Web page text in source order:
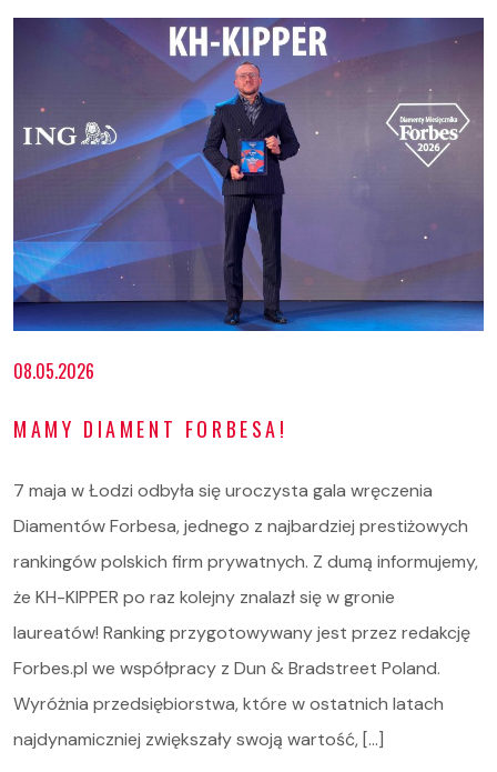
08.05.2026
MAMY DIAMENT FORBESA!
7 maja w Łodzi odbyła się uroczysta gala wręczenia
Diamentów Forbesa, jednego z najbardziej prestiżowych
rankingów polskich firm prywatnych. Z dumą informujemy,
że KH-KIPPER po raz kolejny znalazł się w gronie
laureatów! Ranking przygotowywany jest przez redakcję
Forbes.pl we współpracy z Dun & Bradstreet Poland.
Wyróżnia przedsiębiorstwa, które w ostatnich latach
najdynamiczniej zwiększały swoją wartość, […]